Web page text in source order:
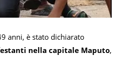
anni, è stato dichiarato
nella capitale Maputo,